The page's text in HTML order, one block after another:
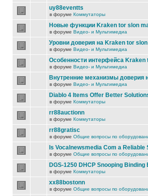
uy88eventts
в форуме Коммутаторы
Новые функции Kraken tor slon
в форуме Видео- и Мультимедиа
Уровни доверия на Kraken tor
в форуме Видео- и Мультимедиа
Особенности интерфейса Kraken
в форуме Видео- и Мультимедиа
Внутренние механизмы доверия
в форуме Видео- и Мультимедиа
Diablo 4 Items Offer Better
в форуме Коммутаторы
rr88auctionn
в форуме Коммутаторы
rr88gratisc
в форуме Общие вопросы по
Is Vocalnewsmedia Com a
в форуме Общие вопросы по
DGS-1250 DHCP Snooping Binding
в форуме Коммутаторы
xx88bostonn
в форуме Общие вопросы по